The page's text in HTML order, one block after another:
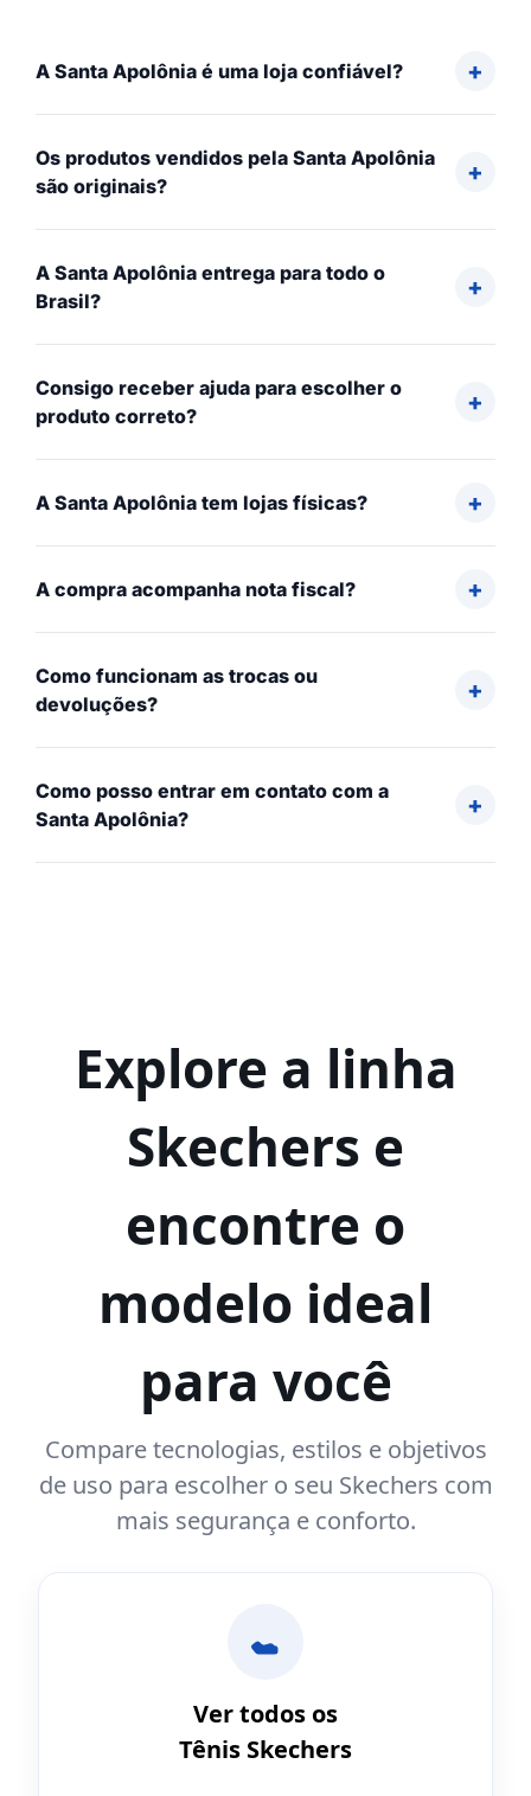
A Santa Apolônia é uma loja confiável?
Os produtos vendidos pela Santa Apolônia
são originais?
A Santa Apolônia entrega para todo o
Brasil?
Consigo receber ajuda para escolher o
produto correto?
A Santa Apolônia tem lojas físicas?
A compra acompanha nota fiscal?
Como funcionam as trocas ou
devoluções?
Como posso entrar em contato com a
Santa Apolônia?
Explore a linha
Skechers e
encontre o
modelo ideal
para você
Compare tecnologias, estilos e objetivos
de uso para escolher o seu Skechers com
mais segurança e conforto.
Ver todos os
Tênis Skechers